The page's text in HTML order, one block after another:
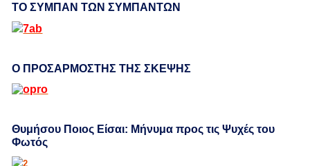
ΤΟ ΣΥΜΠΑΝ ΤΩΝ ΣΥΜΠΑΝΤΩΝ
Ο ΠΡΟΣΑΡΜΟΣΤΗΣ ΤΗΣ ΣΚΕΨΗΣ
Θυμήσου Ποιος Είσαι: Μήνυμα προς τις Ψυχές του
Φωτός